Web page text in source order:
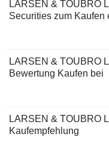
LARSEN & TOUBRO
Securities zum Kaufen
LARSEN & TOUBRO
Bewertung Kaufen bei
LARSEN & TOUBRO
Kaufempfehlung